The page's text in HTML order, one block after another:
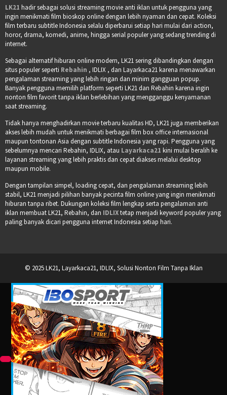
LK21 hadir sebagai solusi streaming movie anti iklan untuk pengguna yang
ingin menikmati film bioskop online dengan lebih nyaman dan cepat. Koleksi
film terbaru subtitle Indonesia selalu diperbarui setiap hari mulai dari action,
horor, drama, komedi, anime, hingga serial populer yang sedang trending di
internet.
Sebagai alternatif hiburan online modern, LK21 sering dibandingkan dengan
situs populer seperti Rebahin , IDLIX , dan Layarkaca21 karena menawarkan
pengalaman streaming yang lebih ringan dan minim gangguan popup.
Banyak pengguna memilih platform seperti LK21 dan Rebahin karena ingin
nonton film favorit tanpa iklan berlebihan yang mengganggu kenyamanan
saat streaming.
Tidak hanya menghadirkan movie terbaru kualitas HD, LK21 juga memberikan
akses lebih mudah untuk menikmati berbagai film box office internasional
maupun tontonan Asia dengan subtitle Indonesia yang rapi. Pengguna yang
sebelumnya mencari Rebahin, IDLIX, atau Layarkaca21 kini mulai beralih ke
layanan streaming yang lebih praktis dan cepat diakses melalui desktop
maupun mobile.
Dengan tampilan simpel, loading cepat, dan pengalaman streaming lebih
stabil, LK21 menjadi pilihan banyak pecinta film online yang ingin menikmati
hiburan tanpa ribet. Dukungan koleksi film lengkap serta pengalaman anti
iklan membuat LK21, Rebahin, dan IDLIXtetap menjadi keyword populer yang
paling banyak dicari pengguna internet Indonesia setiap hari.
© 2025 LK21, Layarkaca21, IDLIX, Solusi Nonton Film Tanpa Iklan